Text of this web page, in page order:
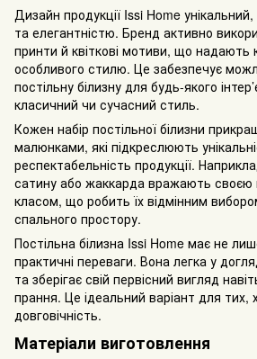
Дизайн продукції Issi Home
та елегантністю. Бренд активно
принти й квіткові мотиви, що надають
особливого стилю. Це забезпечує
постільну білизну для будь-якого
класичний чи сучасний стиль.
Кожен набір постільної білизни
малюнками, які підкреслюють
респектабельність продукції.
сатину або жаккарда вражають своєю
класом, що робить їх відмінним
спального простору.
Постільна білизна Issi Home має не
практичні переваги. Вона легка у
та зберігає свій первісний вигляд
прання. Це ідеальний варіант для тих,
довговічність.
Матеріали виготовлення